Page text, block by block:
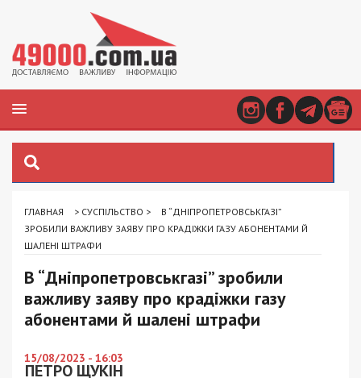
ГЛАВНАЯ > СУСПІЛЬСТВО >
В “ДНІПРОПЕТРОВСЬКГАЗІ”
ЗРОБИЛИ ВАЖЛИВУ ЗАЯВУ ПРО КРАДІЖКИ ГАЗУ АБОНЕНТАМИ Й
ШАЛЕНІ ШТРАФИ
В “Дніпропетровськгазі” зробили
важливу заяву про крадіжки газу
абонентами й шалені штрафи
15/08/2023 - 16:03
ПЕТРО ЩУКІН